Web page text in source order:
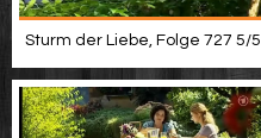
Sturm der Liebe, Folge 727 5/5